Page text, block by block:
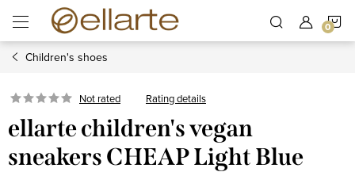
content
Children's shoes
Not rated Rating details
ellarte children's vegan
sneakers CHEAP Light Blue